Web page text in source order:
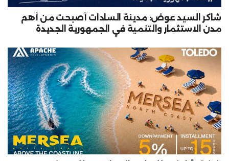
شاكر السيد عوض: مدينة السادات أصبحت من أهم
مدن الاستثمار والتنمية في الجمهورية الجديدة